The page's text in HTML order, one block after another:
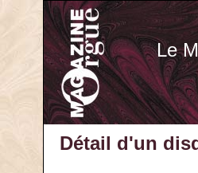
Le
Détail d'un